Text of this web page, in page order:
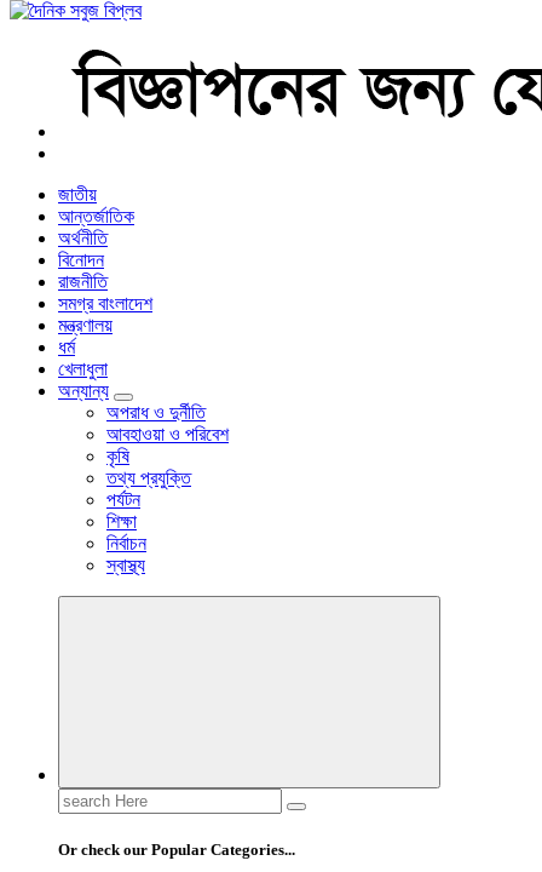
বাংলা নিউজ পেপার
জাতীয়
আন্তর্জাতিক
অর্থনীতি
বিনোদন
রাজনীতি
সমগ্র বাংলাদেশ
মন্ত্রণালয়
ধর্ম
খেলাধুলা
অন্যান্য
অপরাধ ও দুর্নীতি
আবহাওয়া ও পরিবেশ
কৃষি
তথ্য প্রযুক্তি
পর্যটন
শিক্ষা
নির্বাচন
স্বাস্থ্য
Search
for:
Or check our Popular Categories...